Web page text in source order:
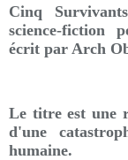
Cinq
science-fiction
écrit par Arch
Le titre est une
d'une
humaine.